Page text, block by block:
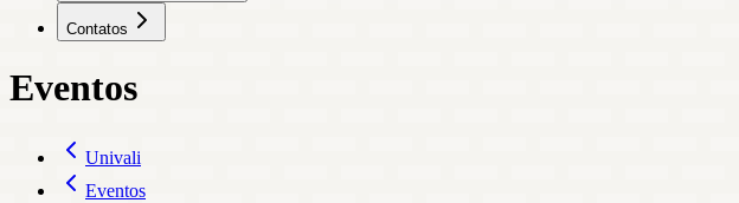
Contatos
Eventos
Univali
Eventos